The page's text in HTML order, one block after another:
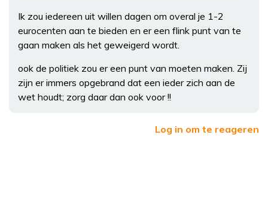
Ik zou iedereen uit willen dagen om overal je 1-2
eurocenten aan te bieden en er een flink punt van te
gaan maken als het geweigerd wordt.
ook de politiek zou er een punt van moeten maken. Zij
zijn er immers opgebrand dat een ieder zich aan de
wet houdt; zorg daar dan ook voor !!
Log in om te reageren